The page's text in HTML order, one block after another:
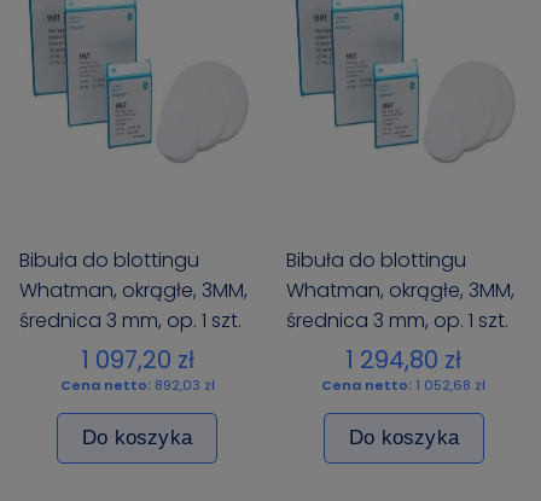
Bibuła do blottingu
Whatman, okrągłe, 3MM,
średnica 3 mm, op. 1 szt.
1 097,20 zł
Cena netto: 892,03 zł
Do koszyka
Bibuła do blottingu
Whatman, okrągłe, 3MM,
średnica 3 mm, op. 1 szt.
1 294,80 zł
Cena netto: 1 052,68 zł
Do koszyka